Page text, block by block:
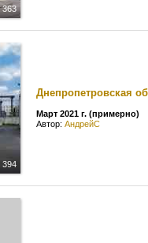
363
394
Днепропетровская
Март 2021 г. (примерно)
Автор: АндрейС